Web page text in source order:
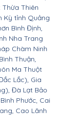
Thiên
Kỳ tỉnh Quảng
Bình Định,
Nha Trang
Chàm Ninh
Thuận,
Ma Thuột
Lắc), Gia
Đà Lạt Bảo
Phước, Cai
Cao Lãnh